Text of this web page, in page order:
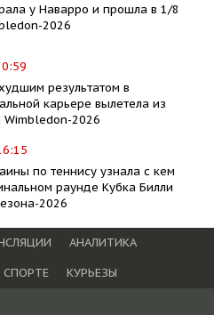
у Наварро и прошла в 1/8
2026
результатом в
карьере вылетела из
2026
по теннису узнала с кем
раунде Кубка Билли
2026
АНАЛИТИКА
СПОРТЕ КУРЬЕЗЫ